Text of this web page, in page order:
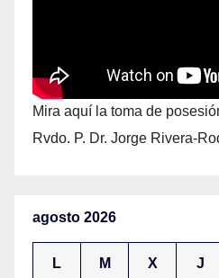
Mira aquí la toma de
Rvdo. P. Dr. Jorge Rivera-
agosto 2026
L M X J